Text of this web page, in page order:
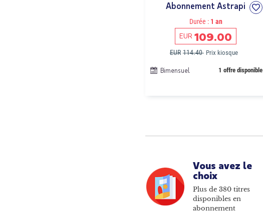
Abonnement Astrapi
Durée :1 an
EUR 109.00
EUR 114.40 Prix kiosque
Bimensuel 1 offre disponible
Vous avez le
choix
Plus de 380 titres
disponibles en
abonnement